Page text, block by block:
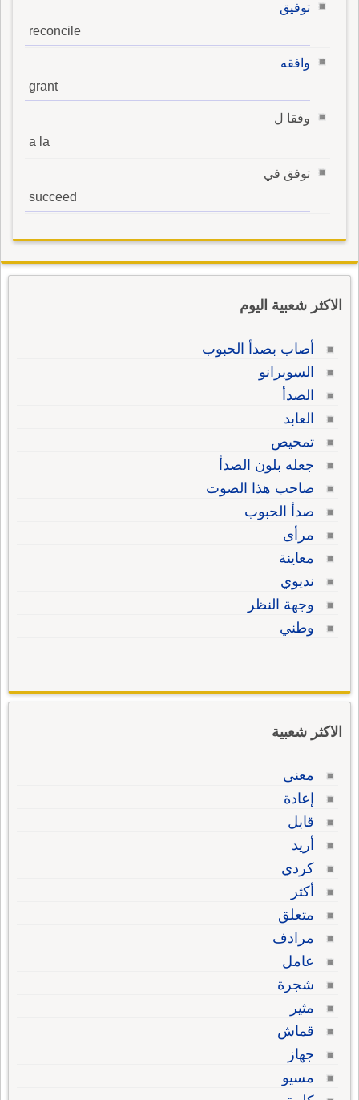
توفيق
reconcile
وافقه
grant
وفقا ل
a la
توفق في
succeed
الاكثر شعبية اليوم
أصاب بصدأ الحبوب
السوبرانو
الصدأ
العابد
تمحيص
جعله بلون الصدأ
صاحب هذا الصوت
صدأ الحبوب
مرأى
معاينة
نديوي
وجهة النظر
وطني
الاكثر شعبية
معنى
إعادة
قابل
أريد
كردي
أكثر
متعلق
مرادف
عامل
شجرة
مثير
قماش
جهاز
مسيو